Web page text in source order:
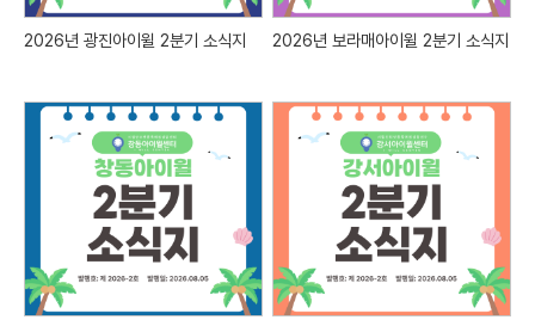
2026년 광진아이윌 2분기 소식지 2026년 보라매아이윌 2분기 소식지